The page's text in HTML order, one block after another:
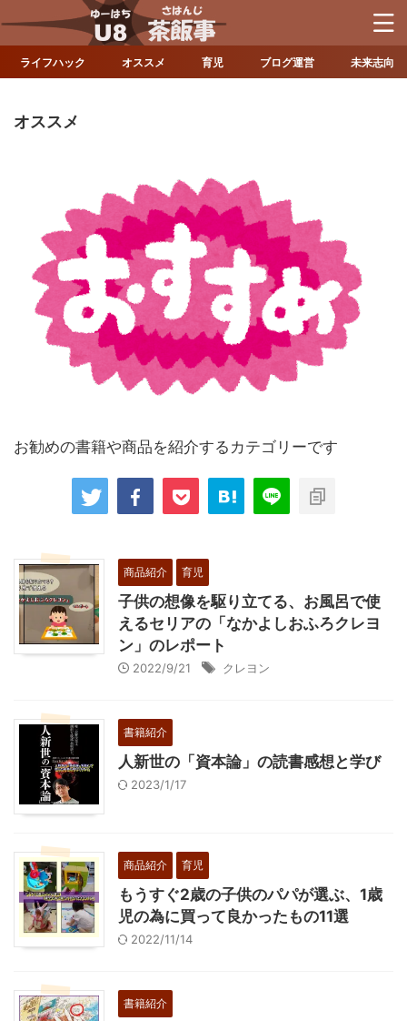
ライフハック オススメ 育児 ブログ運営 未来志向
オススメ
お勧めの書籍や商品を紹介するカテゴリーです
商品紹介 育児
子供の想像を駆り立てる、お風呂で使
えるセリアの「なかよしおふろクレヨ
ン」のレポート
2022/9/21 クレヨン
書籍紹介
人新世の「資本論」の読書感想と学び
2023/1/17
商品紹介 育児
もうすぐ2歳の子供のパパが選ぶ、1歳
児の為に買って良かったもの11選
2022/11/14
書籍紹介